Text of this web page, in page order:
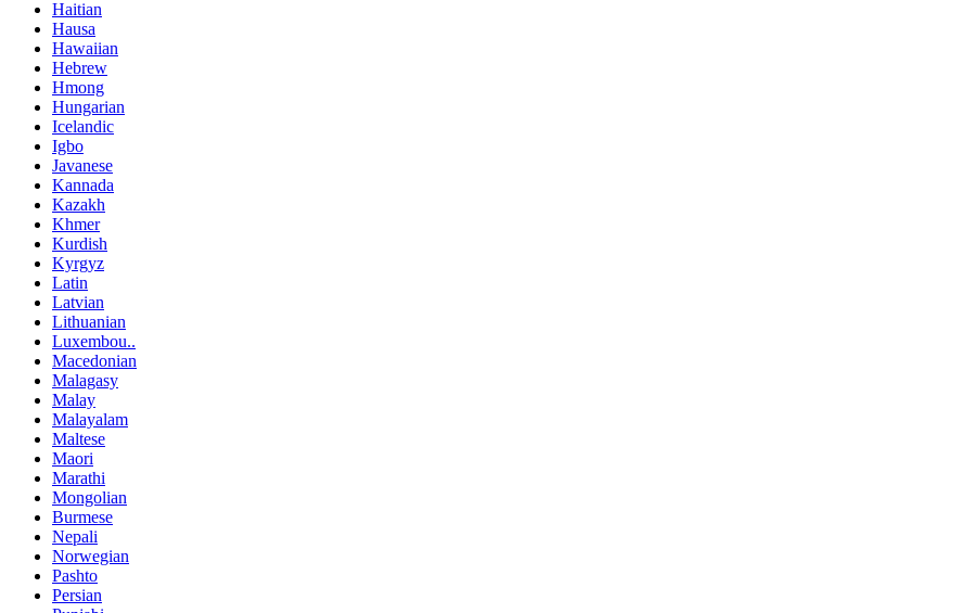
Haitian
Hausa
Hawaiian
Hebrew
Hmong
Hungarian
Icelandic
Igbo
Javanese
Kannada
Kazakh
Khmer
Kurdish
Kyrgyz
Latin
Latvian
Lithuanian
Luxembou..
Macedonian
Malagasy
Malay
Malayalam
Maltese
Maori
Marathi
Mongolian
Burmese
Nepali
Norwegian
Pashto
Persian